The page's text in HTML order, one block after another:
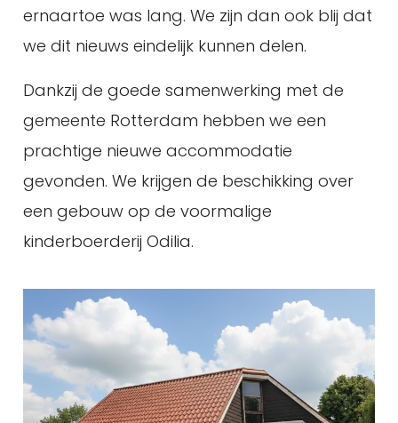
ernaartoe was lang. We zijn dan ook blij dat
we dit nieuws eindelijk kunnen delen.
Dankzij de goede samenwerking met de
gemeente Rotterdam hebben we een
prachtige nieuwe accommodatie
gevonden. We krijgen de beschikking over
een gebouw op de voormalige
kinderboerderij Odilia.